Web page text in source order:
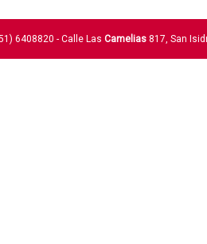
6408820 - Calle Las Camelias 817, San